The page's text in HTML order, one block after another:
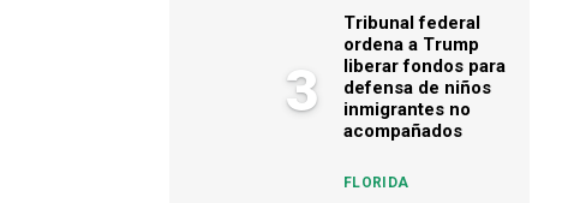
3
Tribunal federal
ordena a Trump
liberar fondos para
defensa de niños
inmigrantes no
acompañados
FLORIDA